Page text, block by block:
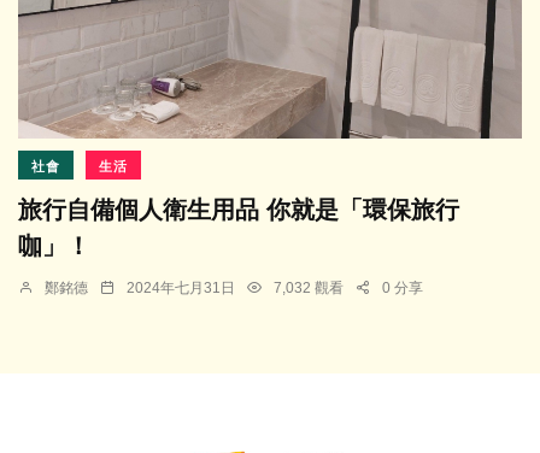
社會 生活
旅行自備個人衛生用品 你就是「環保旅行
咖」！
鄭銘德 2024年七月31日 7,032 觀看 0 分享